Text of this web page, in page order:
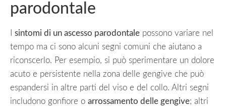
parodontale
sintomi di un ascesso parodontale possono variare nel
tempo ma ci sono alcuni segni comuni che aiutano a
riconscerlo. Per esempio, si può sperimentare un dolore
acuto e persistente nella zona delle gengive che può
espandersi in altre parti del viso e del collo. Altri segni
includono gonfiore o arrossamento delle gengive; altri